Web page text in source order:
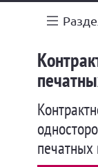
печатных